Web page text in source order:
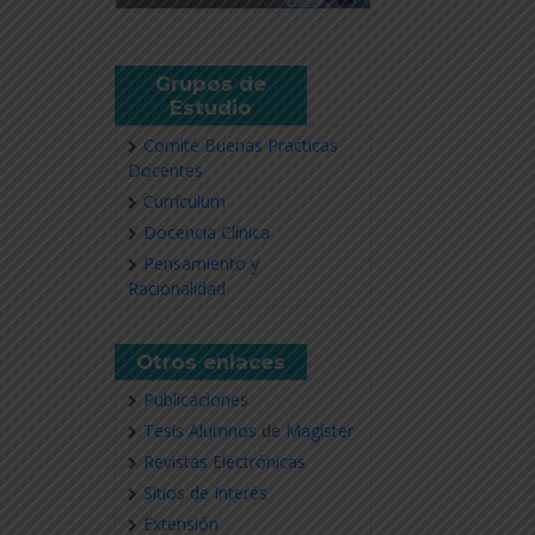
Grupos de
Estudio
Comité Buenas Practicas
Docentes
Currículum
Docencia Clínica
Pensamiento y
Racionalidad
Otros enlaces
Publicaciones
Tesis Alumnos de Magíster
Revistas Electrónicas
Sitios de Interés
Extensión